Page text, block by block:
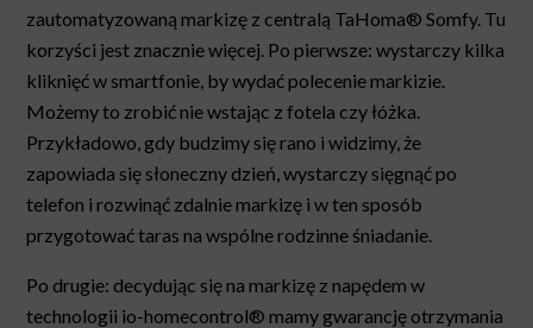
zautomatyzowaną markizę z centralą TaHoma® Somfy. Tu
korzyści jest znacznie więcej. Po pierwsze: wystarczy kilka
kliknięć w smartfonie, by wydać polecenie markizie.
Możemy to zrobić nie wstając z fotela czy łóżka.
Przykładowo, gdy budzimy się rano i widzimy, że
zapowiada się słoneczny dzień, wystarczy sięgnąć po
telefon i rozwinąć zdalnie markizę i w ten sposób
przygotować taras na wspólne rodzinne śniadanie.
Po drugie: decydując się na markizę z napędem w
technologii io-homecontrol® mamy gwarancję otrzymania